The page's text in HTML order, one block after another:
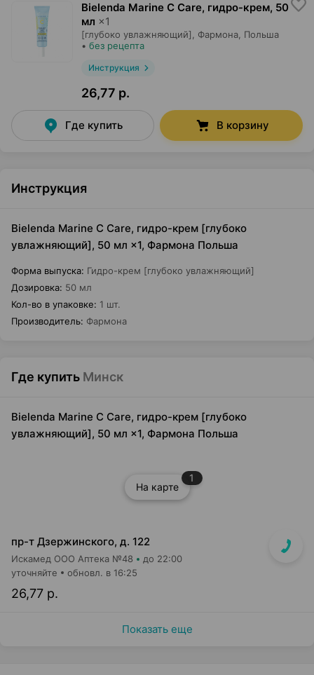
Bielenda Marine C Care, гидро-крем, 50
мл ×1
[глубоко увлажняющий], Фармона , Польша
• без рецепта
Инструкция
26,77 р.
Где купить В корзину
Инструкция
Bielenda Marine C Care, гидро-крем [глубоко
увлажняющий], 50 мл ×1, Фармона Польша
Форма выпуска: Гидро-крем [глубоко увлажняющий]
Дозировка: 50 мл
Кол-во в упаковке: 1 шт.
Производитель: Фармона
Где купить Минск
Bielenda Marine C Care, гидро-крем [глубоко
увлажняющий], 50 мл ×1, Фармона Польша
На карте
1
пр-т Дзержинского, д. 122
Искамед ООО Аптека №48 до 22:00
26,77 р.
уточняйте обновл. в 16:25
Показать еще